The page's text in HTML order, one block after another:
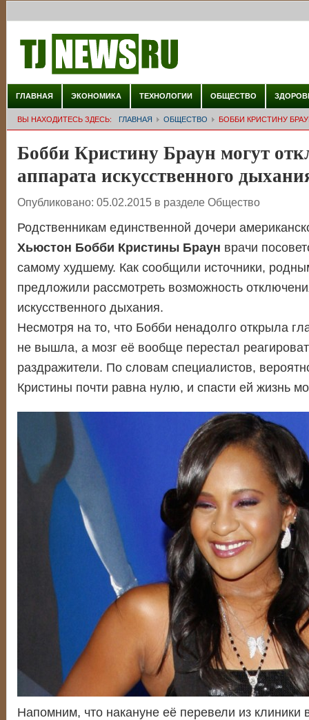
ГЛАВНАЯ ЭКОНОМИКА ТЕХНОЛОГИИ ОБЩЕСТВО
ВЫ НАХОДИТЕСЬ ЗДЕСЬ: ГЛАВНАЯ ОБЩЕСТВО БОББИ КРИСТИНУ
Бобби Кристину Браун могут
аппарата искусственного
Опубликовано: 05.02.2015 в разделе Общество
Родственникам единственной дочери
Хьюстон Бобби Кристины Браун врачи
самому худшему. Как сообщили источники,
предложили рассмотреть возможность
искусственного дыхания.
Несмотря на то, что Бобби ненадолго открыла
не вышла, а мозг её вообще перестал
раздражители. По словам специалистов,
Кристины почти равна нулю, и спасти ей жизнь
Напомним, что накануне её перевели из клиники